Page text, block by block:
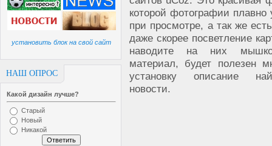
установить блок на свой сайт
НАШ ОПРОС
Какой дизайн лучше?
Старый
Новый
Никакой
которой фотографии плавно
при просмотре, а так же
даже скорее посветление
наводите на них
материал, будет полезен
установку описание
новости.